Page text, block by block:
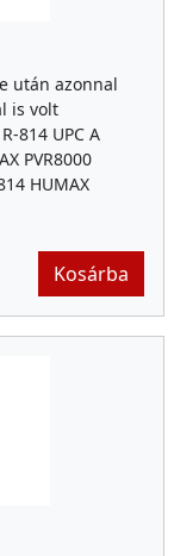
után azonnal
is volt
814 UPC A
PVR8000
HUMAX
Kosárba